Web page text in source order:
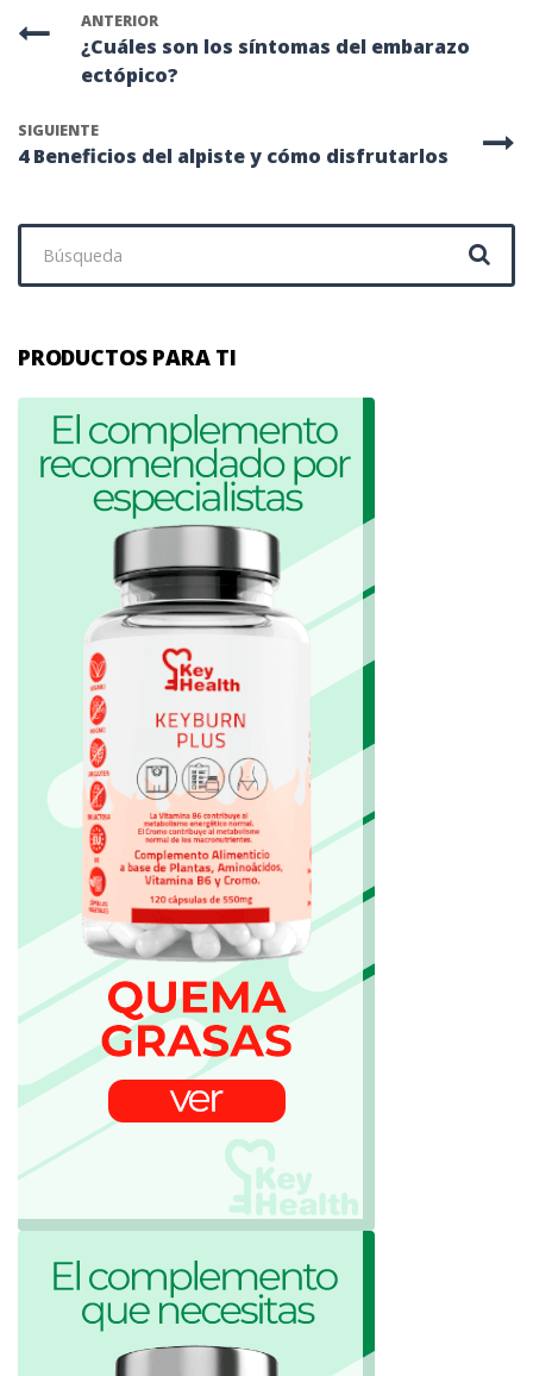
ANTERIOR
¿Cuáles son los síntomas del embarazo
ectópico?
SIGUIENTE
4 Beneficios del alpiste y cómo disfrutarlos
PRODUCTOS PARA TI